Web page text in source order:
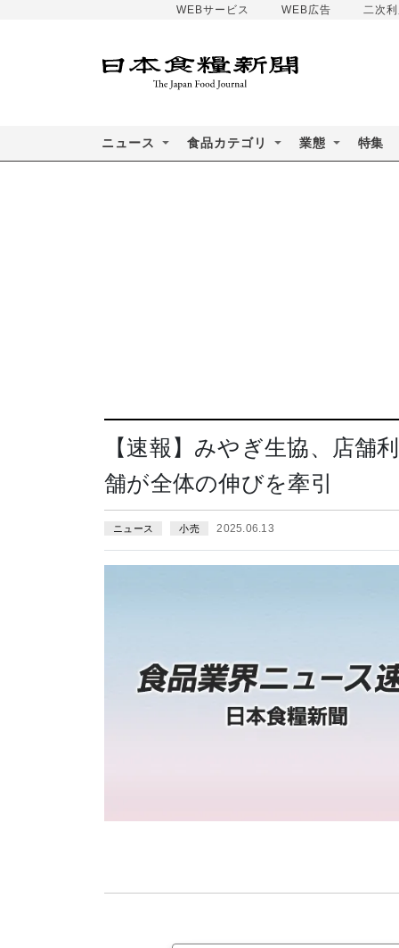
WEBサービス WEB広告 二次
ニュース 食品カテゴリ 業態 特集
【速報】みやぎ生協、店
舗が全体の伸びを牽引
ニュース 小売 2025.06.13